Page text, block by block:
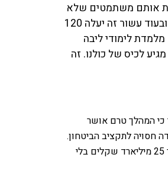
את אותם משתמטים שלא
עובדים, לא משלמים מיסים ולא מתגייסים. היום זה עולה לנו 60 מיליארד שקלים, ובעוד עשור זה יעלה 120
לימודי ליבה
לכיס של כולנו. זה
כי המהלך טרם אושר
חסויה לתקציב הביטחון.
מאז אישור תקציב המדינה בחודש מרץ, הוועדה הזאת עדיין לא התכנסה. אי אפשר להעביר 25 מיליארד שקלים בלי